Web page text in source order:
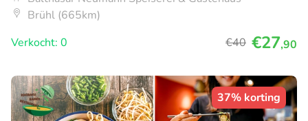
Brühl (665km)
Verkocht: 0
€40 €27,90
37% korting